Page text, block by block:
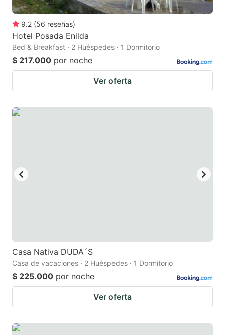
9.2 (56 reseñas)
Hotel Posada Enilda
Bed & Breakfast · 2 Huéspedes · 1 Dormitorio
$ 217.000 por noche
Ver oferta
Casa Nativa DUDA´S
Casa de vacaciones · 2 Huéspedes · 1 Dormitorio
$ 225.000 por noche
Ver oferta